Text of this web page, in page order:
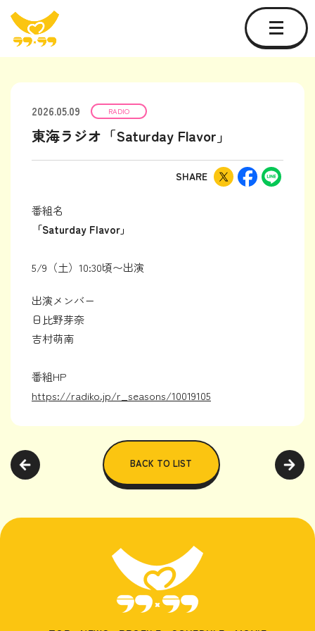
2026.05.09 RADIO
東海ラジオ「Saturday Flavor」
SHARE
番組名
「Saturday Flavor」
5/9（土）10:30頃〜出演
出演メンバー
日比野芽奈
吉村萌南
番組HP
https://radiko.jp/r_seasons/10019105
BACK TO LIST